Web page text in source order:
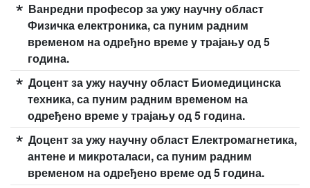
Ванредни професор за ужу научну област
Физичка електроника, са пуним радним
временом на одређно време у трајању од 5
година.
Доцент за ужу научну област Биомедицинска
техника, са пуним радним временом на
одређено време у трајању од 5 година.
Доцент за ужу научну област Електромагнетика,
антене и микроталаси, са пуним радним
временом на одређено време од 5 година.